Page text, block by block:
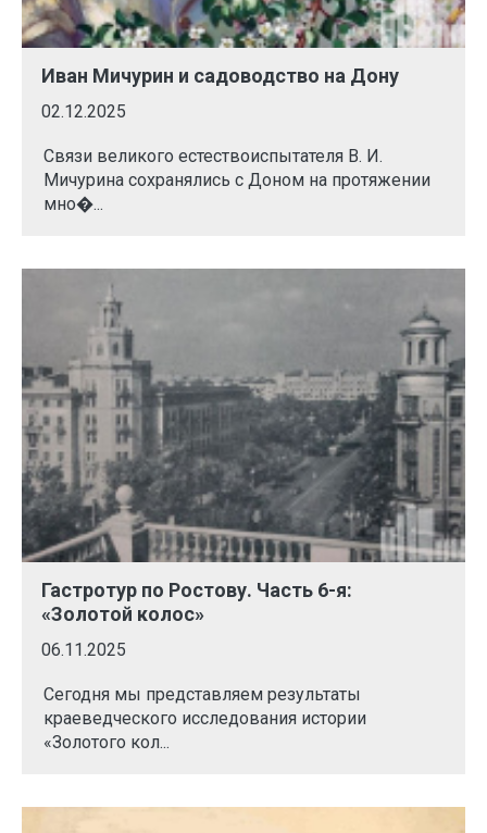
Иван Мичурин и садоводство на Дону
02.12.2025
Связи великого естествоиспытателя В. И.
Мичурина сохранялись с Доном на протяжении
мно�...
Гастротур по Ростову. Часть 6-я:
«Золотой колос»
06.11.2025
Сегодня мы представляем результаты
краеведческого исследования истории
«Золотого кол...